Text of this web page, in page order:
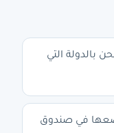
بالدولة التي
في صندوق